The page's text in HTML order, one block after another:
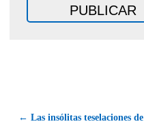
← Las insólitas teselaciones de